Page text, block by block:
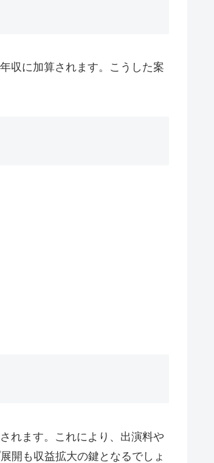
収に加算されます。こうした案
れます。これにより、出演料や
開も収益拡大の鍵となるでしょ